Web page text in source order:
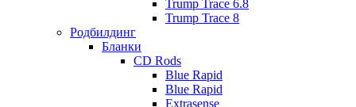
Trump Trace 6.8
Trump Trace 8
Родбилдинг
Бланки
CD Rods
Blue Rapid
Blue Rapid
Extrasense